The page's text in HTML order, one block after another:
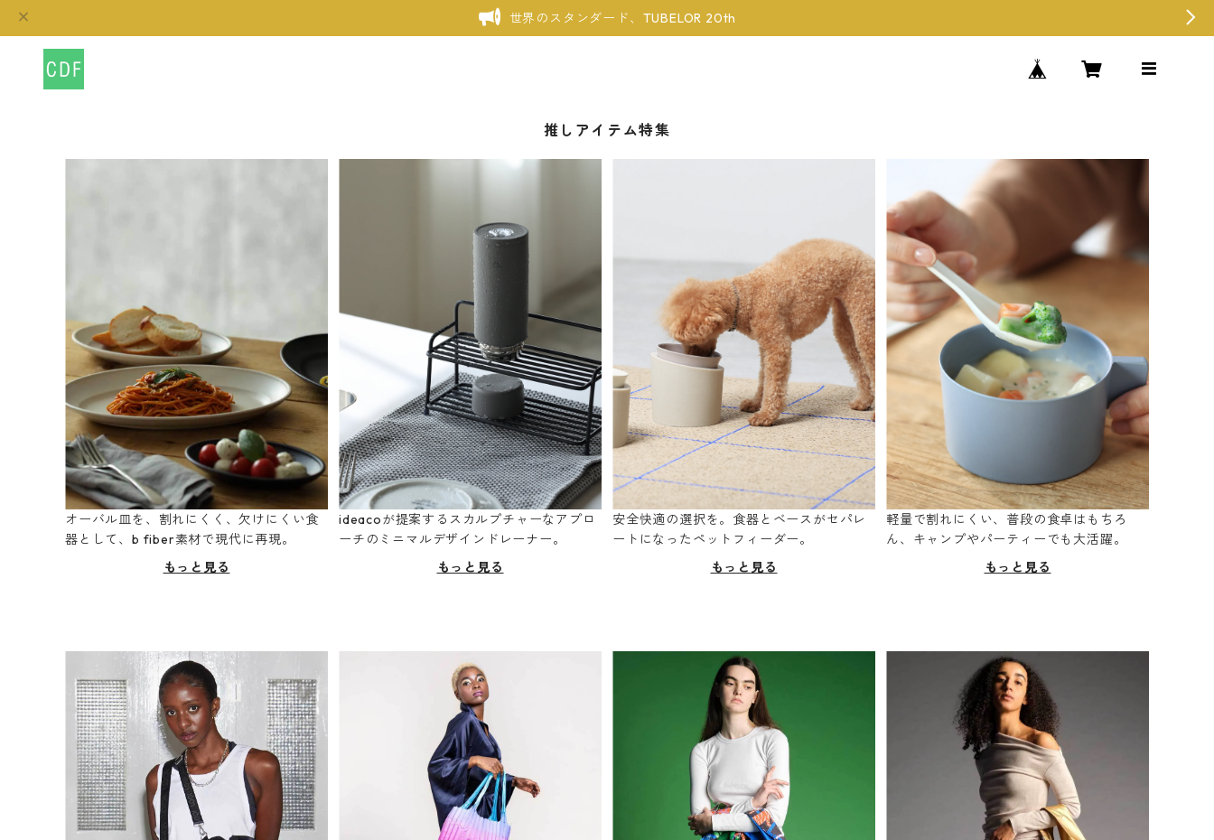
世界のスタンダード、TUBELOR 20th
推しアイテム特集
オーバル皿を、割れにくく、欠けにくい食
器として、b fiber素材で現代に再現。
もっと見る
ideacoが提案するスカルプチャーなアプロ
ーチのミニマルデザインドレーナー。
もっと見る
安全快適の選択を。食器とベースがセパレ
ートになったペットフィーダー。
もっと見る
軽量で割れにくい、普段の食卓はもちろ
ん、キャンプやパーティーでも大活躍。
もっと見る